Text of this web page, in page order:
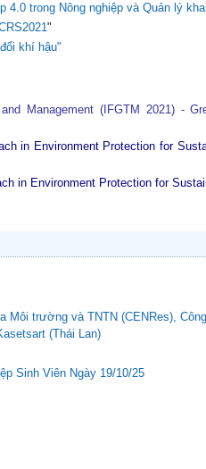
4.0 trong Nông nghiệp và Quản lý
"
khí hậu"
Management (IFGTM 2021) -
in Environment Protection for
in Environment Protection for
trường và TNTN (CENRes),
(Thái Lan)
Sinh Viên Ngày 19/10/25